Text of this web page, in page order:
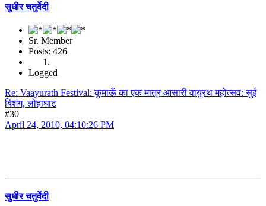
सुधीर चतुर्वेदी
Sr. Member
Posts: 426
Logged
Re: Vaayurath Festival: कुमाऊँ का एक मात्र आसारी वायुरथ महोत्सव: सुई
बिशंग, लोहाघाट
#30
April 24, 2010, 04:10:26 PM
सुधीर चतुर्वेदी